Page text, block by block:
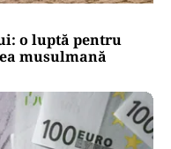
o luptă pentru
musulmană